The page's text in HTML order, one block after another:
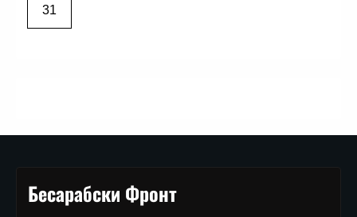
31
Бесарабски Фронт